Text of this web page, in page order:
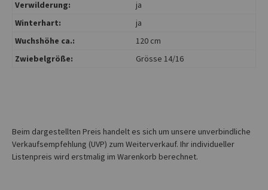
Verwilderung:
ja
Winterhart:
ja
Wuchshöhe ca.:
120 cm
Zwiebelgröße:
Grösse 14/16
Beim dargestellten Preis handelt es sich um unsere unverbindliche
Verkaufsempfehlung (UVP) zum Weiterverkauf. Ihr individueller
Listenpreis wird erstmalig im Warenkorb berechnet.